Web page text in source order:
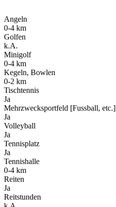
Angeln
0-4 km
Golfen
k.A.
Minigolf
0-4 km
Kegeln, Bowlen
0-2 km
Tischtennis
Ja
Mehrzwecksportfeld [Fussball, etc.]
Ja
Volleyball
Ja
Tennisplatz
Ja
Tennishalle
0-4 km
Reiten
Ja
Reitstunden